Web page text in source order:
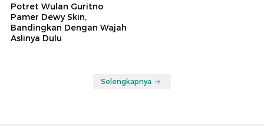
Potret Wulan Guritno
Pamer Dewy Skin,
Bandingkan Dengan Wajah
Aslinya Dulu
Selengkapnya